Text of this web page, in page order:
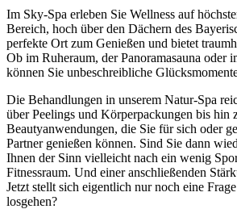
Im Sky-Spa erleben Sie Wellness auf
Bereich, hoch über den Dächern des
perfekte Ort zum Genießen und bietet
Ob im Ruheraum, der Panoramasauna oder
können Sie unbeschreibliche
Die Behandlungen in unserem Natur-Spa
über Peelings und Körperpackungen bis hin
Beautyanwendungen, die Sie für sich oder
Partner genießen können. Sind Sie dann
Ihnen der Sinn vielleicht nach ein wenig
Fitnessraum. Und einer anschließenden
Jetzt stellt sich eigentlich nur noch eine
losgehen?